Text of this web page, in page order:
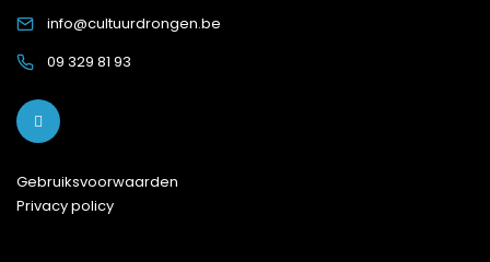
info@cultuurdrongen.be
09 329 81 93
Gebruiksvoorwaarden
Privacy policy